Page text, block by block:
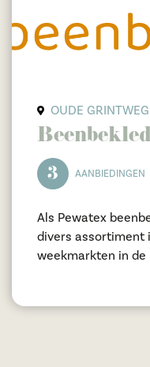
OUDE
3 AANBIEDINGEN
Als Pewatex
divers assortiment
weekmarkten in de regio. Een groot
bestelling wordt
thuisbezorgd!